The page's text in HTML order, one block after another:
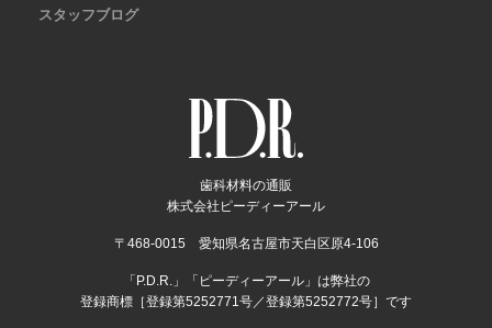
歯科材料の通販
株式会社ピーディーアール
〒468-0015 愛知県名古屋市天白区原4-106
「P.D.R.」「ピーディーアール」は弊社の
登録商標［登録第5252771号／登録第5252772号］です
スタッフブログ